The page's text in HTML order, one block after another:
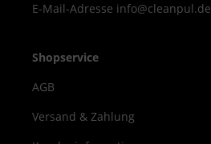
E-Mail-Adresse info@cleanpul.de
Shopservice
AGB
Versand & Zahlung